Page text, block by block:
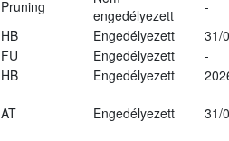
Pruning
engedélyezett
-
HB Engedélyezett
31/
FU Engedélyezett
-
HB Engedélyezett
AT Engedélyezett 31/